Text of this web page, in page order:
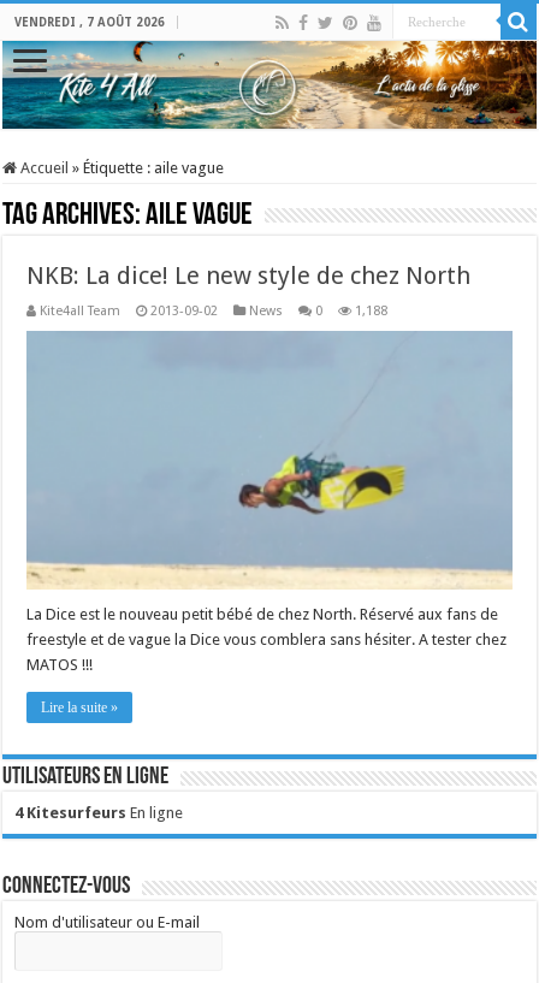
VENDREDI , 7 AOÛT 2026
Accueil » Étiquette : aile vague
Tag Archives:aile vague
NKB: La dice! Le new style de chez North
Kite4all Team 2013-09-02 News 0 1,188
La Dice est le nouveau petit bébé de chez North. Réservé aux fans de
freestyle et de vague la Dice vous comblera sans hésiter. A tester chez
MATOS !!!
Lire la suite »
Utilisateurs en ligne
4 Kitesurfeurs En ligne
Connectez-vous
Nom d'utilisateur ou E-mail